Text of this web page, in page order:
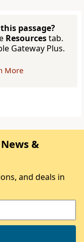
passage?
Resourcestab.
Gateway Plus.
More
&
and deals in